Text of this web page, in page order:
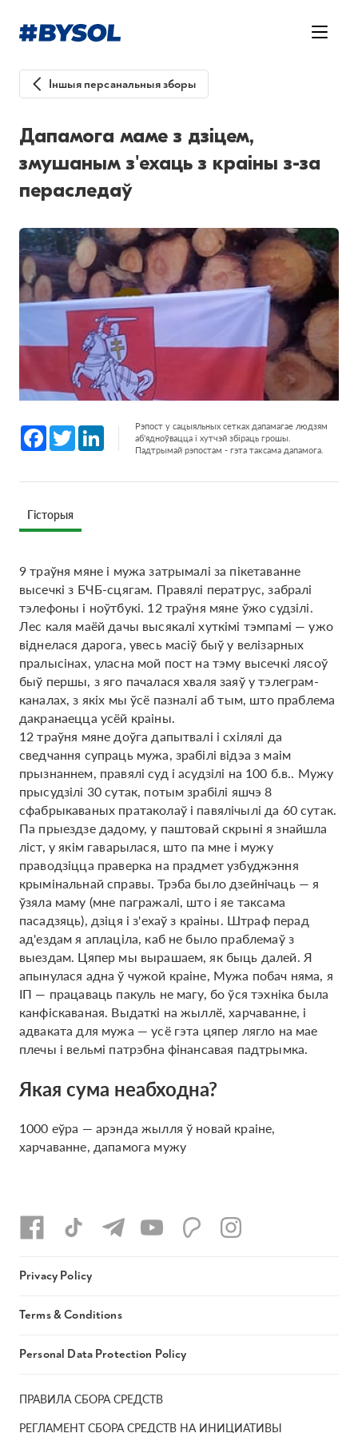
Іншыя персанальныя зборы
Дапамога маме з дзіцем,
змушаным з'ехаць з краіны з-за
пераследаў
Facebook
Twitter LinkedInРэпост у сацыяльных сетках дапамагае людзям
аб'ядноўвацца і хутчэй збіраць грошы.
Падтрымай рэпостам - гэта таксама дапамога.
Гісторыя
9 траўня мяне і мужа затрымалі за пікетаванне
высечкі з БЧБ-сцягам. Правялі ператрус, забралі
тэлефоны і ноўтбукі. 12 траўня мяне ўжо судзілі.
Лес каля маёй дачы высякалі хуткімі тэмпамі — ужо
віднелася дарога, увесь масіў быў у велізарных
пралысінах, уласна мой пост на тэму высечкі лясоў
быў першы, з яго пачалася хваля заяў у тэлеграм-
каналах, з якіх мы ўсё пазналі аб тым, што праблема
дакранаецца усёй краіны.
12 траўня мяне доўга дапытвалі і схілялі да
сведчання супраць мужа, зрабілі відэа з маім
прызнаннем, правялі суд і асудзілі на 100 б.в.. Мужу
прысудзілі 30 сутак, потым зрабілі яшчэ 8
сфабрыкаваных пратаколаў і павялічылі да 60 сутак.
Па прыездзе дадому, у паштовай скрыні я знайшла
ліст, у якім гаварылася, што па мне і мужу
праводзіцца праверка на прадмет узбуджэння
крымінальнай справы. Трэба было дзейнічаць — я
ўзяла маму (мне пагражалі, што і яе таксама
пасадзяць), дзіця і з'ехаў з краіны. Штраф перад
ад'ездам я аплаціла, каб не было праблемаў з
выездам. Цяпер мы вырашаем, як быць далей. Я
апынулася адна ў чужой краіне, Мужа побач няма, я
ІП — працаваць пакуль не магу, бо ўся тэхніка была
канфіскаваная. Выдаткі на жыллё, харчаванне, і
адваката для мужа — усё гэта цяпер лягло на мае
плечы і вельмі патрэбна фінансавая падтрымка.
Якая сума неабходна?
1000 еўра — арэнда жылля ў новай краіне,
харчаванне, дапамога мужу
ПРАВИЛА СБОРА СРЕДСТВ
РЕГЛАМЕНТ СБОРА СРЕДСТВ НА ИНИЦИАТИВЫ
Privacy Policy
Terms & Conditions
Personal Data Protection Policy